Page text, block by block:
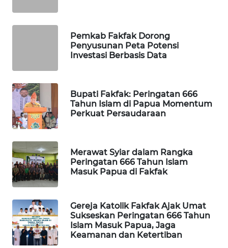
Pemkab Fakfak Dorong
Penyusunan Peta Potensi
Investasi Berbasis Data
Bupati Fakfak: Peringatan 666
Tahun Islam di Papua Momentum
Perkuat Persaudaraan
Merawat Syiar dalam Rangka
Peringatan 666 Tahun Islam
Masuk Papua di Fakfak
Gereja Katolik Fakfak Ajak Umat
Sukseskan Peringatan 666 Tahun
Islam Masuk Papua, Jaga
Keamanan dan Ketertiban
SIANTAR
NEWS
METRO
MEDAN
NEWS
METRO
JAKARTA
NEWS
KRT
NEWS
KARING